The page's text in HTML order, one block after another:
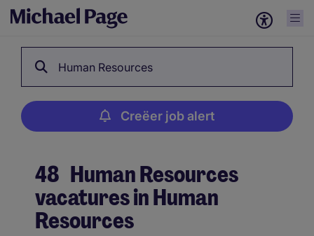
Human Resources
Creëer job alert
48 Human Resources
vacatures in Human
Resources